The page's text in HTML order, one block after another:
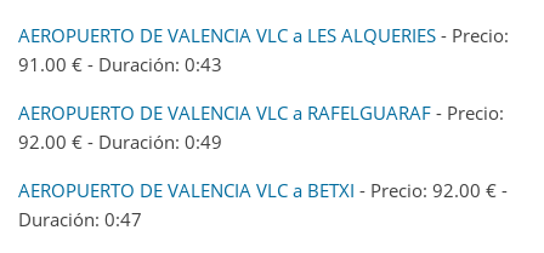
AEROPUERTO DE VALENCIA VLC a LES ALQUERIES - Precio:
91.00 € - Duración: 0:43
AEROPUERTO DE VALENCIA VLC a RAFELGUARAF - Precio:
92.00 € - Duración: 0:49
AEROPUERTO DE VALENCIA VLC a BETXI - Precio: 92.00 € -
Duración: 0:47